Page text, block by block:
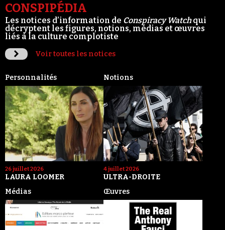
CONSPIPÉDIA
Les notices d’information de Conspiracy Watchqui
décryptent les figures, notions, médias et œuvres
liés à la culture complotiste
Voir toutes les notices
Personnalités
26 juillet 2026
LAURA LOOMER
Notions
4 juillet 2026
ULTRA-DROITE
Médias
Œuvres